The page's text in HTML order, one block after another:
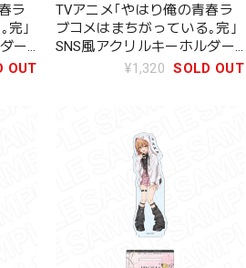
ラ
完｣
ー
ッシ
OUT
TVアニメ｢やはり俺の青春ラ
ブコメはまちがっている｡完｣
SNS風アクリルキーホルダー
由比ヶ浜結衣 サブカルファッ
¥1,320 SOLD OUT